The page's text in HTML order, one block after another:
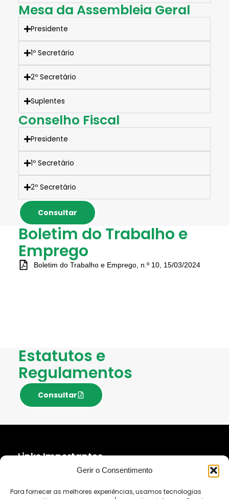
Gerir o Consentimento
Para fornecer as melhores experiências, usamos tecnologias
Mesa da Assembleia Geral
Presidente
1º Secretário
2º Secretário
Suplentes
Conselho Fiscal
Presidente
1º Secretário
2º Secretário
Consultar
Boletim do Trabalho e
Emprego
Boletim do Trabalho e Emprego, n.º 10, 15/03/2024
Estatutos e
Regulamentos
Consultar
Links Importantes
Política de Privacidade